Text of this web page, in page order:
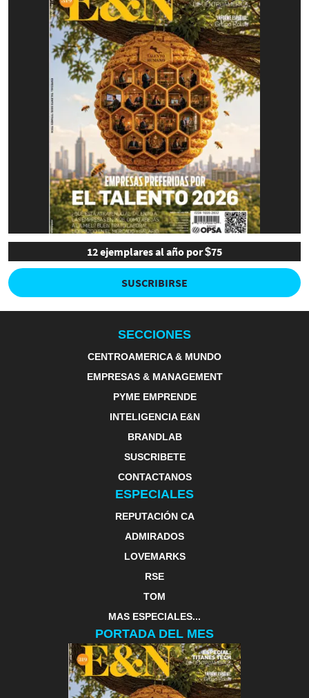
12 ejemplares al año por $75
SUSCRIBIRSE
SECCIONES
CENTROAMERICA & MUNDO
EMPRESAS & MANAGEMENT
PYME EMPRENDE
INTELIGENCIA E&N
BRANDLAB
SUSCRIBETE
CONTACTANOS
ESPECIALES
REPUTACIÓN CA
ADMIRADOS
LOVEMARKS
RSE
TOM
MAS ESPECIALES...
PORTADA DEL MES